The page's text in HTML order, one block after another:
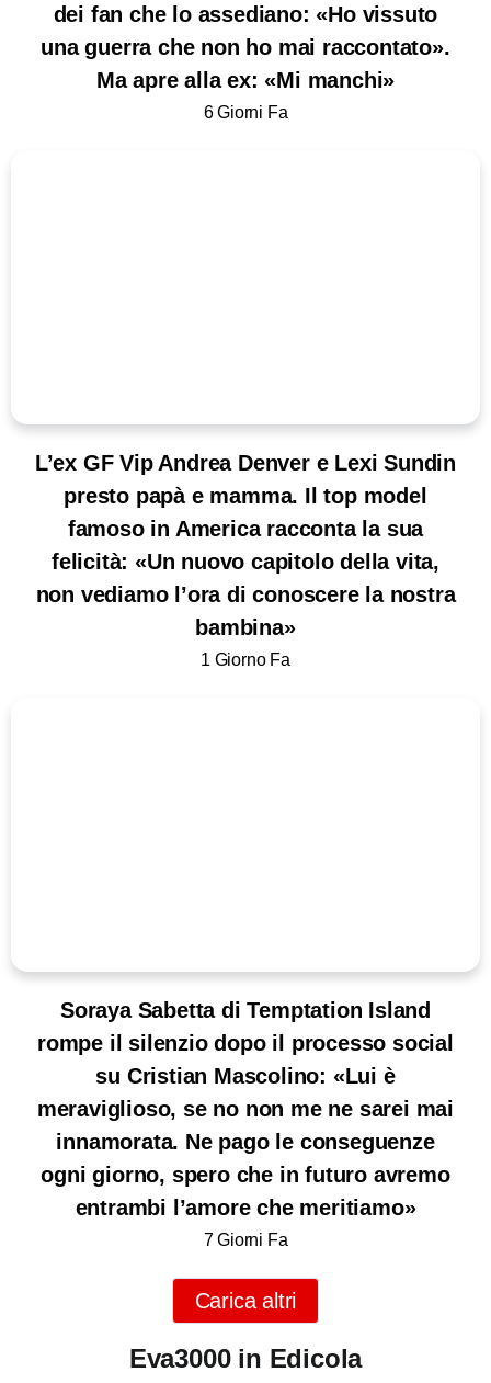
dei fan che lo assediano: «Ho vissuto
una guerra che non ho mai raccontato».
Ma apre alla ex: «Mi manchi»
6 Giorni Fa
L’ex GF Vip Andrea Denver e Lexi Sundin
presto papà e mamma. Il top model
famoso in America racconta la sua
felicità: «Un nuovo capitolo della vita,
non vediamo l’ora di conoscere la nostra
bambina»
1 Giorno Fa
Soraya Sabetta di Temptation Island
rompe il silenzio dopo il processo social
su Cristian Mascolino: «Lui è
meraviglioso, se no non me ne sarei mai
innamorata. Ne pago le conseguenze
ogni giorno, spero che in futuro avremo
entrambi l’amore che meritiamo»
7 Giorni Fa
Carica altri
Eva3000 in Edicola